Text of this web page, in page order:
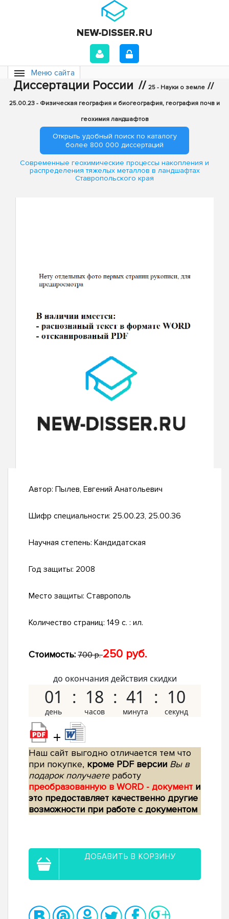
Меню сайта
Диссертации России // 25 - Науки о земле //
25.00.23 - Физическая география и биогеография, география почв и
геохимия ландшафтов
Открыть удобный поиск по каталогу
более 800 000 диссертаций
Современные геохимические процессы накопления и
распределения тяжелых металлов в ландшафтах
Ставропольского края
Автор: Пылев, Евгений Анатольевич
Шифр специальности: 25.00.23, 25.00.36
Научная степень: Кандидатская
Год защиты: 2008
Место защиты: Ставрополь
Количество страниц: 149 с. : ил.
Стоимость: 700 р.250 руб.
до окончания действия скидки
01 18 41 09
+
Наш сайт выгодно отличается тем что
при покупке, кроме PDF версии Вы в
подарок получаетеработу
преобразованную в WORD - документ и
это предоставляет качественно другие
возможности при работе с документом
ДОБАВИТЬ В КОРЗИНУ